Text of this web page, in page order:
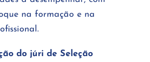
na formação e na
do júri de Seleção